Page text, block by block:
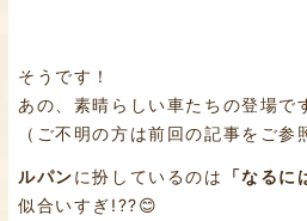
そうです！
あの、素晴らしい車たちの登場で
（ご不明の方は前回の記事をご参
ルパンに扮しているのは 「なる
似合いすぎ!??😊